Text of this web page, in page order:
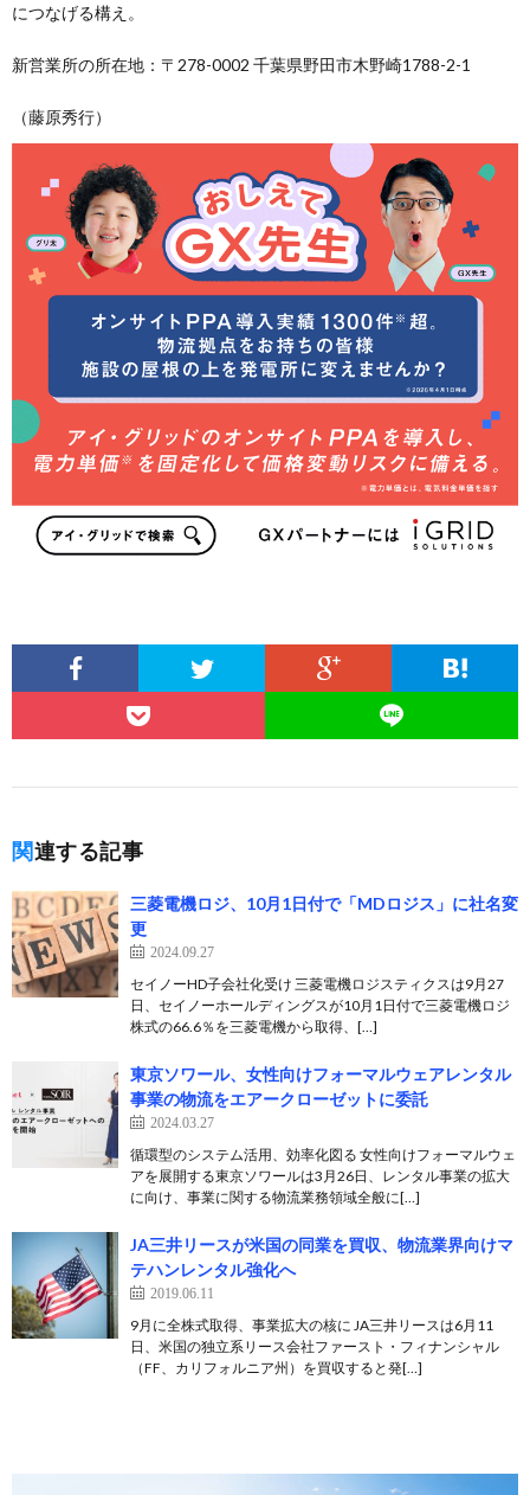
につなげる構え。
新営業所の所在地：〒278-0002 千葉県野田市木野崎1788-2-1
（藤原秀行）
関連する記事
三菱電機ロジ、10月1日付で「MDロジス」に社名変
更
2024.09.27
セイノーHD子会社化受け 三菱電機ロジスティクスは9月27
日、セイノーホールディングスが10月1日付で三菱電機ロジ
株式の66.6％を三菱電機から取得、[…]
東京ソワール、女性向けフォーマルウェアレンタル
事業の物流をエアークローゼットに委託
2024.03.27
循環型のシステム活用、効率化図る 女性向けフォーマルウェ
アを展開する東京ソワールは3月26日、レンタル事業の拡大
に向け、事業に関する物流業務領域全般に[…]
JA三井リースが米国の同業を買収、物流業界向けマ
テハンレンタル強化へ
2019.06.11
9月に全株式取得、事業拡大の核に JA三井リースは6月11
日、米国の独立系リース会社ファースト・フィナンシャル
（FF、カリフォルニア州）を買収すると発[…]